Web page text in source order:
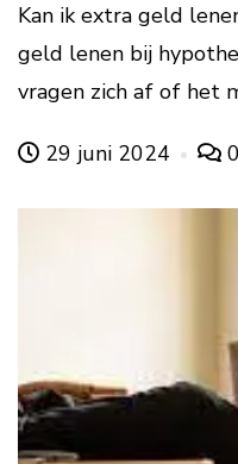
Kan ik extra geld
geld lenen bij
vragen zich af of het
29 juni 2024 0